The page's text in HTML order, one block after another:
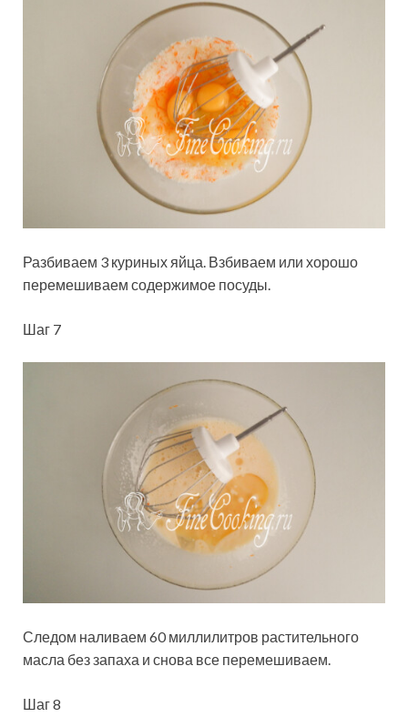
Разбиваем 3 куриных яйца. Взбиваем или хорошо
перемешиваем содержимое посуды.
Шаг 7
Следом наливаем 60 миллилитров растительного
масла без запаха и снова все перемешиваем.
Шаг 8